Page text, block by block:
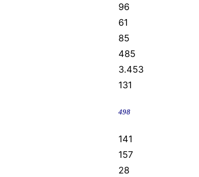
96
61
85
485
3.453
131
498
141
157
28